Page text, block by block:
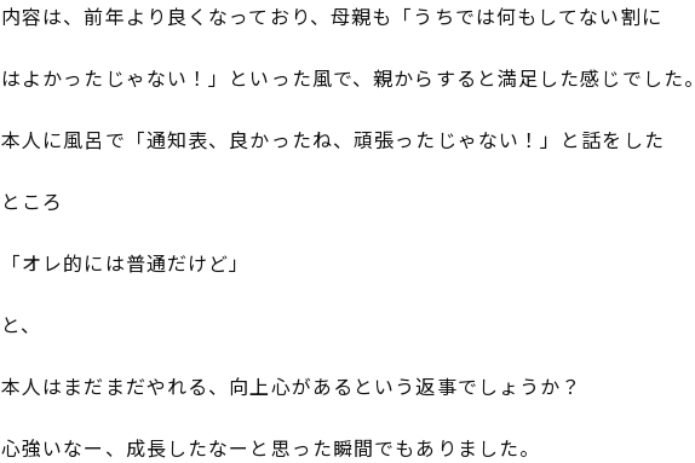
内容は、前年より良くなっており、母親も「うちでは何もしてない割に
はよかったじゃない！」といった風で、親からすると満足した感じでした。
本人に風呂で「通知表、良かったね、頑張ったじゃない！」と話をした
ところ
「オレ的には普通だけど」
と、
本人はまだまだやれる、向上心があるという返事でしょうか？
心強いなー、成長したなーと思った瞬間でもありました。